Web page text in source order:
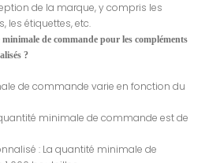
de la marque, y compris les
les étiquettes, etc.
de commande pour les compléments
?
de commande varie en fonction du
minimale de commande est de
: La quantité minimale de